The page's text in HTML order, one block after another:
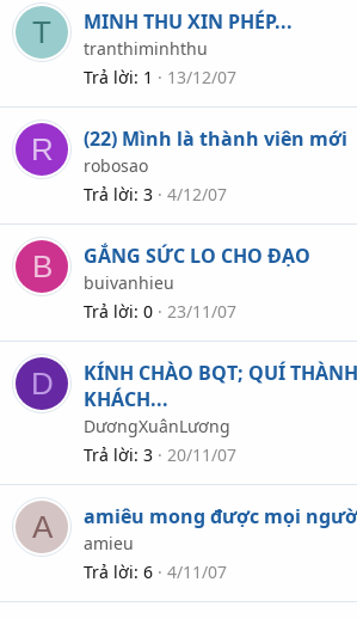
T MINH THU XIN PHÉP...
tranthiminhthu
Trả lời 1 13/12/07
R (22) Mình là thành viên mới
robosao
Trả lời 3 4/12/07
B GẮNG SỨC LO CHO ĐẠO
buivanhieu
Trả lời 0 23/11/07
D
KÍNH CHÀO BQT; QUÍ
KHÁCH...
DươngXuânLương
Trả lời 3 20/11/07
A amiêu mong được mọi
amieu
Trả lời 6 4/11/07